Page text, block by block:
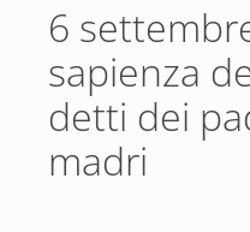
6
sapienza
detti dei
madri